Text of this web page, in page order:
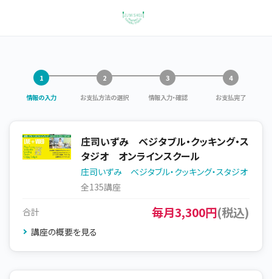
情報の入力 お支払方法の選択 情報入力・確認 お支払完了
庄司いずみ ベジタブル・クッキング・ス
タジオ オンラインスクール
庄司いずみ ベジタブル・クッキング・スタジオ
全135講座
合計 毎月3,300円(税込)
講座の概要を見る